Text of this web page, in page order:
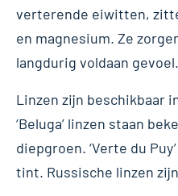
verterende eiwitten,
en magnesium. Ze
langdurig voldaan gevoel.
Linzen zijn beschikbaar
‘Beluga’ linzen staan
diepgroen. ‘Verte du
tint. Russische linzen